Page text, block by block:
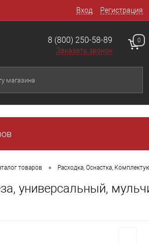
Вход Регистрация
8 (800) 250-58-89
Заказать звонок
0
товаров • Расходка, Оснастка,
универсальный,